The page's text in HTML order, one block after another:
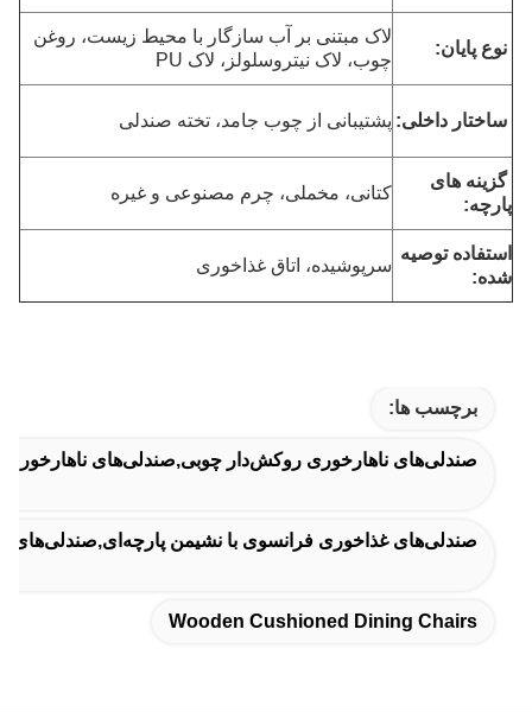
نوع پایان:
لاک مبتنی بر آب سازگار با محیط زیست، روغن
چوب، لاک نیتروسلولز، لاک PU
ساختار داخلی: پشتیبانی از چوب جامد، تخته صندلی
گزینه های
پارچه:
کتانی، مخملی، چرم مصنوعی و غیره
استفاده توصیه
شده:
سرپوشیده، اتاق غذاخوری
برچسب ها:
صندلی‌های ناهارخوری روکش‌دار چوبی,صندلی‌های
صندلی‌های غذاخوری فرانسوی با نشیمن پارچه‌ای,صندلی‌های
Wooden Cushioned Dining Chairs